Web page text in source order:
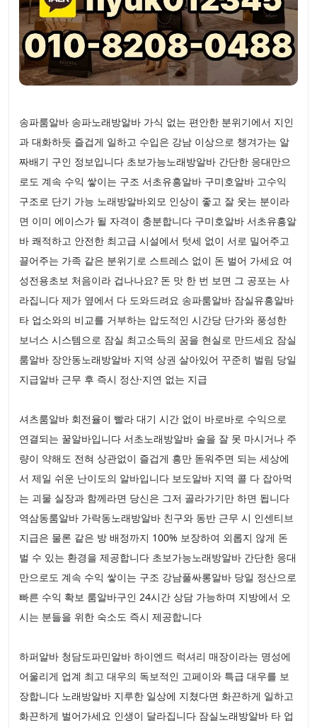
송파룸알바 송파노래방알바 가식 없는 편안한 분위기에서 지인
과 대화하듯 즐겁게 일하고 수입은 강남 이상으로 챙겨가는 알
짜배기 구인 정보입니다 초보가능노래방알바 간단한 응대만으
로도 계속 수익 쌓이는 구조 서초유흥알바 구미호알바 고수익
구조로 단기 가능 노래방알바외모 인상이 좋고 잘 웃는 분이라
면 이미 에이스가 될 자격이 충분합니다 구미호알바 서초유흥알
바 쾌적하고 안전한 최고급 시설에서 텃세 없이 서로 밀어주고
끌어주는 가족 같은 분위기로 스트레스 없이 돈 벌어 가세요 여
성전용초보 처음이라 겁나나요? 돈 맛 한 번 보면 그 공포는 사
라집니다 제가 옆에서 다 도와드려요 송파룸알바 잠실유흥알바
타 업소와의 비교를 거부하는 압도적인 시간당 단가와 풍성한
보너스 시스템으로 잠실 최고소득의 꿈을 현실로 만드세요 잠실
룸알바 장안동노래방알바 지역 상권 살아있어 꾸준히 벌림 당일
지급알바 근무 후 즉시 정산·지연 없는 지급
셔츠룸알바 회전율이 빨라 대기 시간 없이 바로바로 수익으로
연결되는 꿀알바입니다 서초노래방알바 술을 잘 못 마시거나 주
량이 약해도 전혀 상관없이 즐겁게 흥만 돋워주면 되는 세상에
서 제일 쉬운 난이도의 알바입니다 보도알바 지역 콜 다 잡아먹
는 괴물 실장과 함께라면 당신은 그저 골라가기만 하면 됩니다
역삼동룸알바 가락동노래방알바 친구와 동반 근무 시 인센티브
지급은 물론 같은 방 배정까지 100% 보장하여 외롭지 않게 돈
벌 수 있는 환경을 제공합니다 초보가능노래방알바 간단한 응대
만으로도 계속 수익 쌓이는 구조 강남풀싸롱알바 당일 정산으로
빠른 수익 확보 룸알바구인 24시간 상담 가능하며 지방에서 오
시는 분들을 위한 숙소도 즉시 제공합니다
하퍼알바 청담도파민알바 하이엔드 럭셔리 매장이라는 명성에
어울리게 업계 최고 대우의 독보적인 고페이와 특급 대우를 보
장합니다 노래방알바 지루한 일상에 지쳤다면 화끈하게 일하고
화끈하게 벌어가세요 인생이 달라집니다 잠실노래방알바 타 업